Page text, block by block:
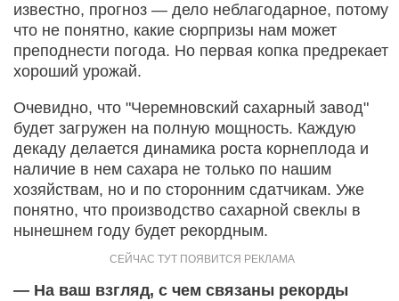
известно, прогноз — дело неблагодарное, потому
что не понятно, какие сюрпризы нам может
преподнести погода. Но первая копка предрекает
хороший урожай.
Очевидно, что "Черемновский сахарный завод"
будет загружен на полную мощность. Каждую
декаду делается динамика роста корнеплода и
наличие в нем сахара не только по нашим
хозяйствам, но и по сторонним сдатчикам. Уже
понятно, что производство сахарной свеклы в
нынешнем году будет рекордным.
— На ваш взгляд, с чем связаны рекорды